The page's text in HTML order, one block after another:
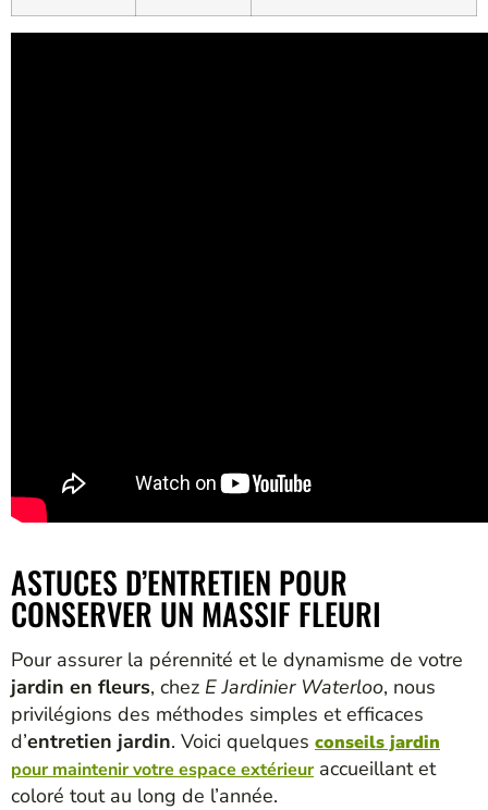
ASTUCES D’ENTRETIEN POUR
CONSERVER UN MASSIF FLEURI
Pour assurer la pérennité et le dynamisme de votre
jardin en fleurs, chez E Jardinier Waterloo, nous
privilégions des méthodes simples et efficaces
d’entretien jardin. Voici quelques conseils jardin
pour maintenir votre espace extérieuraccueillant et
coloré tout au long de l’année.